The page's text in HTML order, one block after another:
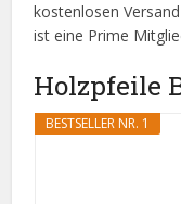
kostenlosen
ist eine Prime
Holzpfeile
BESTSELLER NR. 1